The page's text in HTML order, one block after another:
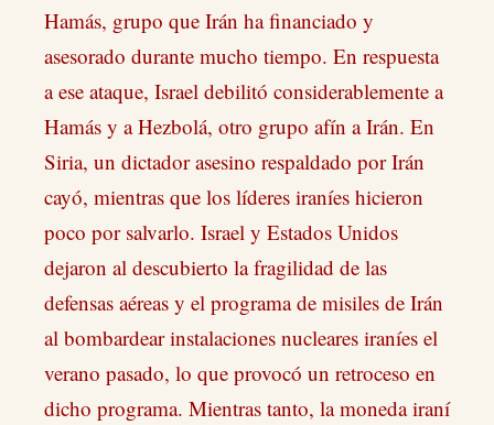
Hamás, grupo que Irán ha financiado y
asesorado durante mucho tiempo. En respuesta
a ese ataque, Israel debilitó considerablemente a
Hamás y a Hezbolá, otro grupo afín a Irán. En
Siria, un dictador asesino respaldado por Irán
cayó, mientras que los líderes iraníes hicieron
poco por salvarlo. Israel y Estados Unidos
dejaron al descubierto la fragilidad de las
defensas aéreas y el programa de misiles de Irán
al bombardear instalaciones nucleares iraníes el
verano pasado, lo que provocó un retroceso en
dicho programa. Mientras tanto, la moneda iraní